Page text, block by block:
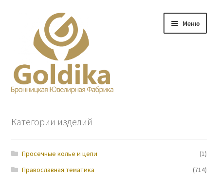
навигации
содержимому
Меню
Прайс-лист
Категории изделий
Просечные колье и цепи
(1)
Православная тематика
(714)